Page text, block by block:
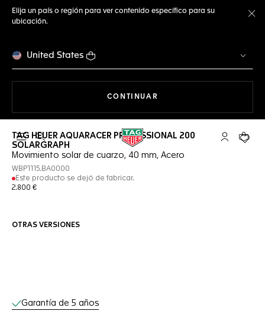
Elija un país o región para ver contenido específico para su
ubicación.
United States
CONTINUAR
Abrir el menú de búsqueda Cuenta Mi
Su
TAG HEUER AQUARACER PROFESSIONAL 200
SOLARGRAPH
Movimiento solar de cuarzo, 40 mm, Acero
WBP1115.BA0000
Este producto se dejó de fabricar.
2.800 €
OTRAS VERSIONES
Servicios online
Garantía de 5 años